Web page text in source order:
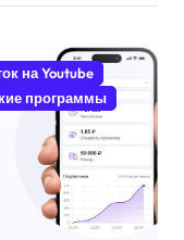
на Youtube
программы